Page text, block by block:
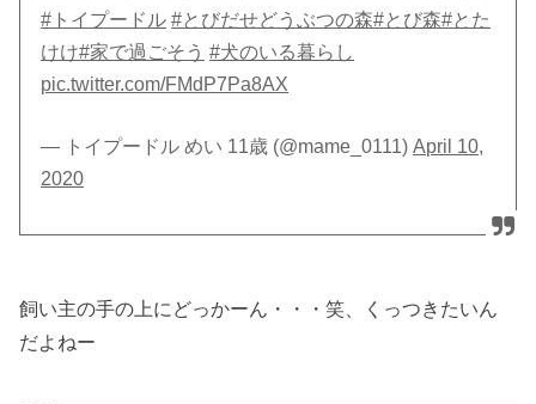
#トイプードル #とびだせどうぶつの森#とび森#とた
けけ#家で過ごそう #犬のいる暮らし
pic.twitter.com/FMdP7Pa8AX
— トイプードル めい 11歳 (@mame_0111)April 10,
2020
飼い主の手の上にどっかーん・・・笑、くっつきたいん
だよねー